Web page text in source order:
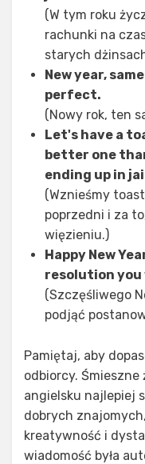
(W tym roku
rachunki na
starych
New year,
perfect.
(Nowy rok, ten
Let's have a
better one
ending up in
(Wznieśmy
poprzedni i za
więzieniu.)
Happy New
resolution you
(Szczęśliwego
podjąć
Pamiętaj, aby
odbiorcy.
angielsku najlepiej
dobrych
kreatywność i
wiadomość była